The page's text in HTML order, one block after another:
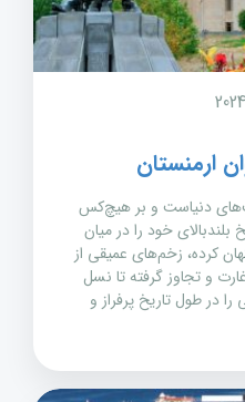
ارمنستان
دنیاست و بر هیچ‌کس
خود را در میان
کرده، زخم‌های عمیقی از
و تجاوز گرفته تا نسل
را در طول تاریخ پرفراز و